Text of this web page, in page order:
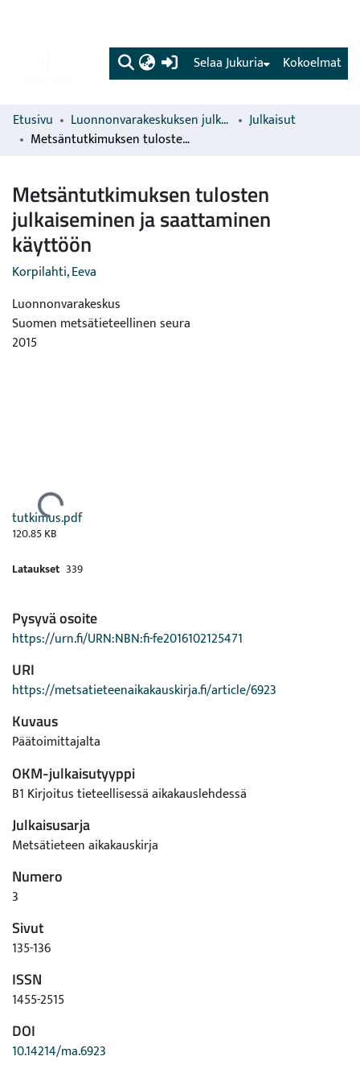
(current) Kokoelmat
Selaa Jukuria
Etusivu Luonnonvarakeskuksen julkaisut
Julkaisut
Metsäntutkimuksen tulosten julkaiseminen ja saattaminen käyttöön
Metsäntutkimuksen tulosten
julkaiseminen ja saattaminen
käyttöön
Korpilahti, Eeva
Luonnonvarakeskus
Suomen metsätieteellinen seura
2015
Ladataan...
tutkimus.pdf
120.85 KB
Lataukset 339
Pysyvä osoite
https://urn.fi/URN:NBN:fi-fe2016102125471
URI
https://metsatieteenaikakauskirja.fi/article/6923
Kuvaus
Päätoimittajalta
OKM-julkaisutyyppi
B1 Kirjoitus tieteellisessä aikakauslehdessä
Julkaisusarja
Metsätieteen aikakauskirja
Numero
3
Sivut
135-136
ISSN
1455-2515
DOI
10.14214/ma.6923